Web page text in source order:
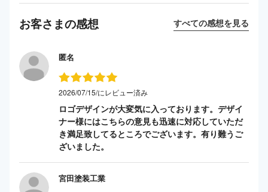
お客さまの感想 すべての感想を見る
匿名
2026/07/15/にレビュー済み
ロゴデザインが大変気に入っております。デザイ
ナー様にはこちらの意見も迅速に対応していただ
き満足致してるところでございます。有り難うご
ざいました。
宮田塗装工業